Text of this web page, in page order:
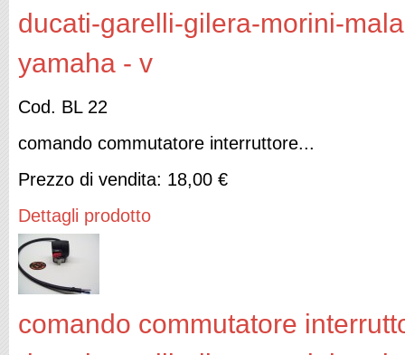
ducati-garelli-gilera-morini-
yamaha - v
Cod. BL 22
comando commutatore interruttore...
Prezzo di vendita: 18,00 €
Dettagli prodotto
comando commutatore